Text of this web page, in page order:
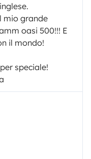
mio grande
oasi 500!!! E
il mondo!
speciale!